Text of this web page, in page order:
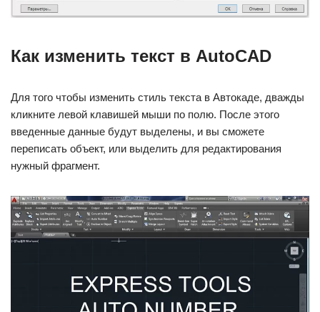
Как изменить текст в AutoCAD
Для того чтобы изменить стиль текста в Автокаде, дважды
кликните левой клавишей мыши по полю. После этого
введенные данные будут выделены, и вы сможете
переписать объект, или выделить для редактирования
нужный фрагмент.